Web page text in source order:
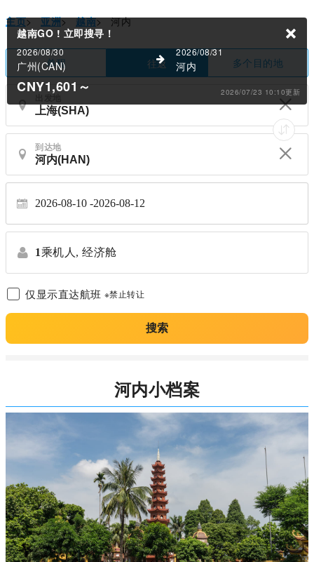
主页> 亚洲> 越南> 河内
单程 往返 多个目的地
出发地
到达地
2026-08-10 2026-08-12
1乘机人, 经济舱
仅显示直达航班 ※禁止转让
搜索
越南GO ! 立即搜寻！
2026/08/30
广州(CAN)
2026/08/31
河内
CNY1,601 ～ 2026/07/23 10:10更新
河内小档案